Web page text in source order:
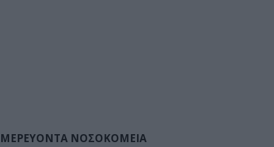
ΝΟΣΟΚΟΜΕΙΑ